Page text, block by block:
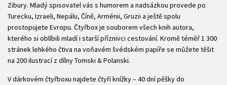
Zibury. Mladý spisovatel vás s humorem a nadsázkou provede po
Turecku, Izraeli, Nepálu, Číně, Arménii, Gruzii a ještě spolu
prostopujete Evropu. Čtyřbox je souborem všech knih autora,
kterého si oblíbili mladí i starší příznivci cestování. Kromě téměř 1 300
stránek lehkého čtiva na voňavém švédském papíře se můžete těšit
na 200 ilustrací z dílny Tomski & Polanski.
V dárkovém čtyřboxu najdete čtyři knížky – 40 dní pěšky do